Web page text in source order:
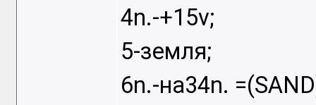
4n.-+15v;
5-земля;
6n.-на34n.